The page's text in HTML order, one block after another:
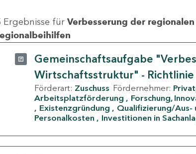
Ergebnisse für Verbesserung der
Gemeinschaftsaufgabe
Wirtschaftsstruktur" - Richtlinie
Förderart: Zuschuss Fördernehmer:
Arbeitsplatzförderung
Forschung,
Existenzgründung
Qualifizierung/Aus-
Personalkosten
Investitionen in